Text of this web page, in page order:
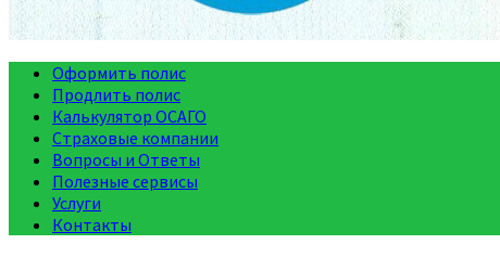
Оформить полис
Продлить полис
Калькулятор ОСАГО
Страховые компании
Вопросы и Ответы
Полезные сервисы
Услуги
Контакты